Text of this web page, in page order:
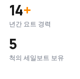
14+
년간 요트 경력
5
척의 세일보트 보유